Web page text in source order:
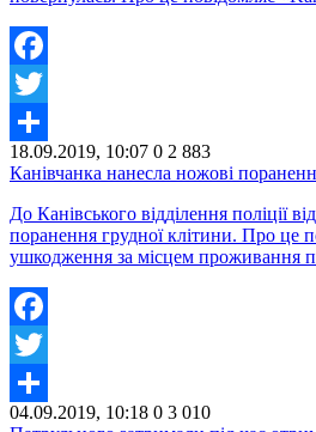
Facebook
Twitter
Share
18.09.2019, 10:07 0 2 883
Канівчанка нанесла ножові
До Канівського відділення
поранення грудної клітини. Про це
ушкодження за місцем проживання
Facebook
Twitter
Share
04.09.2019, 10:18 0 3 010